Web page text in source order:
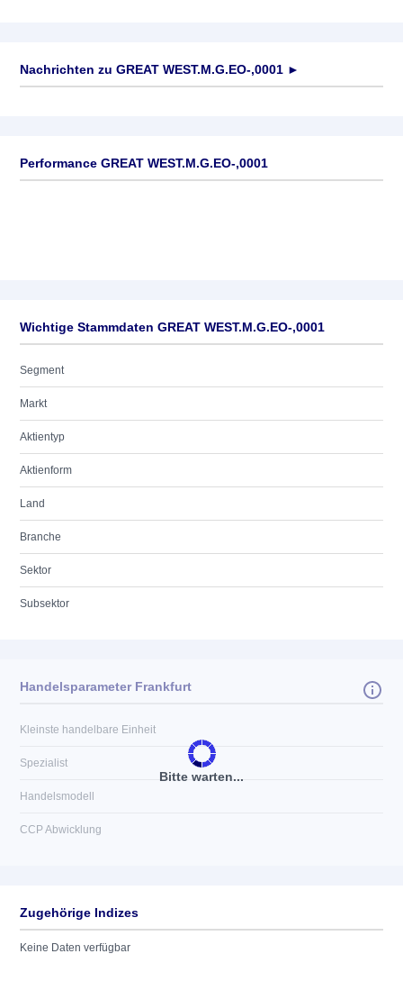
Nachrichten zu GREAT WEST.M.G.EO-,0001 ►
Performance GREAT WEST.M.G.EO-,0001
Wichtige Stammdaten GREAT WEST.M.G.EO-,0001
Segment
Markt
Aktientyp
Aktienform
Land
Branche
Sektor
Subsektor
Bitte warten...
Handelsparameter Frankfurt
Kleinste handelbare Einheit
Spezialist
Handelsmodell
CCP Abwicklung
Zugehörige Indizes
Keine Daten verfügbar